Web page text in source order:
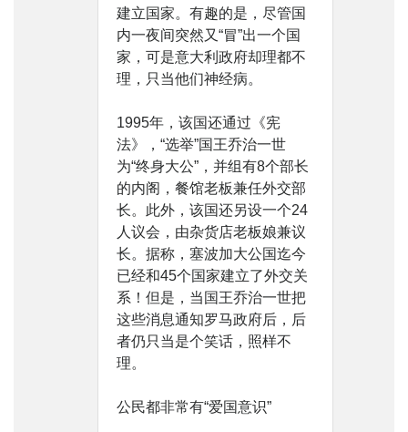
建立国家。有趣的是，尽管国
内一夜间突然又“冒”出一个国
家，可是意大利政府却理都不
理，只当他们神经病。
1995年，该国还通过《宪
法》，“选举”国王乔治一世
为“终身大公”，并组有8个部长
的内阁，餐馆老板兼任外交部
长。此外，该国还另设一个24
人议会，由杂货店老板娘兼议
长。据称，塞波加大公国迄今
已经和45个国家建立了外交关
系！但是，当国王乔治一世把
这些消息通知罗马政府后，后
者仍只当是个笑话，照样不
理。
公民都非常有“爱国意识”